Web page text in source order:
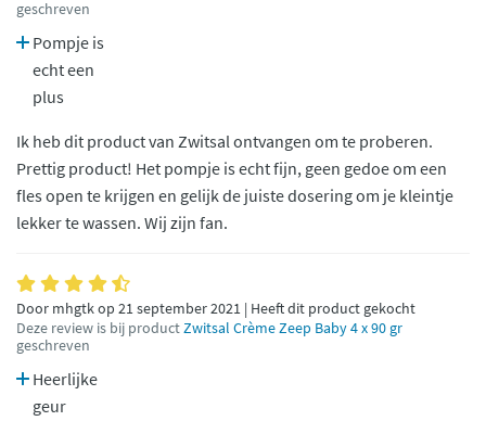
geschreven
Pompje is
echt een
plus
Ik heb dit product van Zwitsal ontvangen om te proberen.
Prettig product! Het pompje is echt fijn, geen gedoe om een
fles open te krijgen en gelijk de juiste dosering om je kleintje
lekker te wassen. Wij zijn fan.
Door mhgtk op 21 september 2021 | Heeft dit product gekocht
Deze review is bij productZwitsal Crème Zeep Baby 4 x 90 gr
geschreven
Heerlijke
geur